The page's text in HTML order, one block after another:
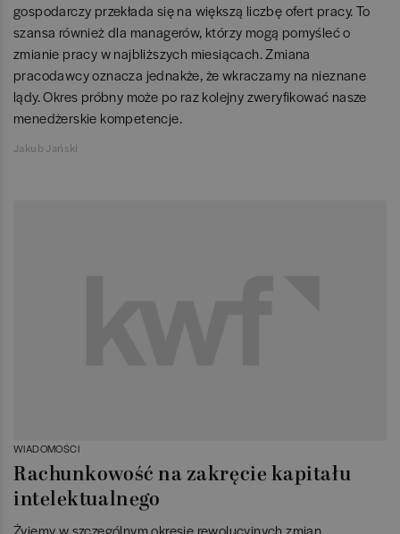
gospodarczy przekłada się na większą liczbę ofert pracy. To
szansa również dla managerów, którzy mogą pomyśleć o
zmianie pracy w najbliższych miesiącach. Zmiana
pracodawcy oznacza jednakże, że wkraczamy na nieznane
lądy. Okres próbny może po raz kolejny zweryfikować nasze
menedżerskie kompetencje.
Jakub Jański
WIADOMOŚCI
Rachunkowość na zakręcie kapitału
intelektualnego